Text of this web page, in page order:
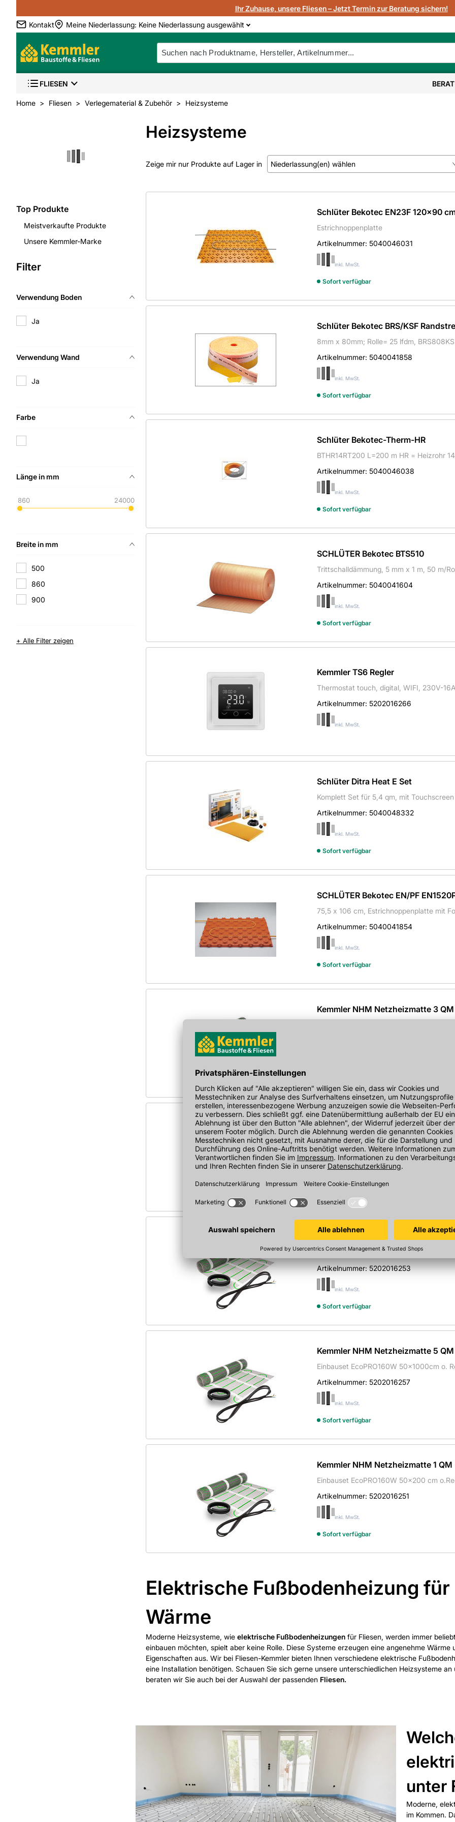
Ihr Zuhause, unsere Fliesen – Jetzt Termin zur Beratung sichern!
Kontakt
Meine Niederlassung: Keine Niederlassung ausgewählt
FLIESEN
Home Fliesen Verlegematerial & Zubehör Heizsysteme
Top Produkte
Meistverkaufte Produkte
Unsere Kemmler-Marke
Filter
Verwendung Boden
Ja
Verwendung Wand
Ja
Farbe
Länge in mm
860 24000
Breite in mm
500
860
900
+ Alle Filter zeigen
Heizsysteme
Zeige mir nur Produkte auf Lager in Niederlassung(en) wählen
Schlüter Bekotec EN23F 120x90
Estrichnoppenplatte
Artikelnummer: 5040046031
inkl. MwSt.
Sofort verfügbar
Schlüter Bekotec BRS/KSF
8mm x 80mm; Rolle= 25 lfdm,
Artikelnummer: 5040041858
inkl. MwSt.
Sofort verfügbar
Schlüter Bekotec-Therm-HR
BTHR14RT200 L=200 m HR = Heizrohr
Artikelnummer: 5040046038
inkl. MwSt.
Sofort verfügbar
SCHLÜTER Bekotec BTS510
Trittschalldämmung, 5 mm x 1 m, 50 m/
Artikelnummer: 5040041604
inkl. MwSt.
Sofort verfügbar
Kemmler TS6 Regler
Thermostat touch, digital, WIFI, 230V-
Artikelnummer: 5202016266
inkl. MwSt.
Schlüter Ditra Heat E Set
Komplett Set für 5,4 qm, mit Touchscreen
Artikelnummer: 5040048332
inkl. MwSt.
Sofort verfügbar
SCHLÜTER Bekotec EN/PF
75,5 x 106 cm, Estrichnoppenplatte mit
Artikelnummer: 5040041854
inkl. MwSt.
Sofort verfügbar
Kemmler NHM Netzheizmatte 3
SCHLÜTER Ditra-Heat-E-S2 DH S2
Komplett Set für 8,0 qm, mit Touchsceen
Artikelnummer:5040048333
Kemmler NHM Netzheizmatte 2
Einbauset EcoPRO160W 50x400 cm o.
Artikelnummer:5202016253
inkl. MwSt.
Sofort verfügbar
Kemmler NHM Netzheizmatte 5
Einbauset EcoPRO160W 50x1000cm o.
Artikelnummer: 5202016257
inkl. MwSt.
Sofort verfügbar
Kemmler NHM Netzheizmatte 1 QM
Einbauset EcoPRO160W 50x200 cm
Artikelnummer: 5202016251
inkl. MwSt.
Sofort verfügbar
Elektrische Fußbodenheizung
Wärme
Moderne Heizsysteme, wie elektrische Fußbodenheizungen für Fliesen, werden immer
einbauen möchten, spielt aber keine Rolle. Diese Systeme erzeugen eine angenehme
Eigenschaften aus. Wir bei Fliesen-Kemmler bieten Ihnen verschiedene elektrische
eine Installation benötigen. Schauen Sie sich gerne unsere unterschiedlichen Heizsysteme
beraten wir Sie auch bei der Auswahl der passenden Fliesen.
unter
Moderne,
im Kommen.